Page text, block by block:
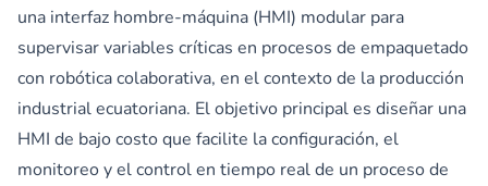
una interfaz hombre-máquina (HMI) modular para
supervisar variables críticas en procesos de empaquetado
con robótica colaborativa, en el contexto de la producción
industrial ecuatoriana. El objetivo principal es diseñar una
HMI de bajo costo que facilite la configuración, el
monitoreo y el control en tiempo real de un proceso de